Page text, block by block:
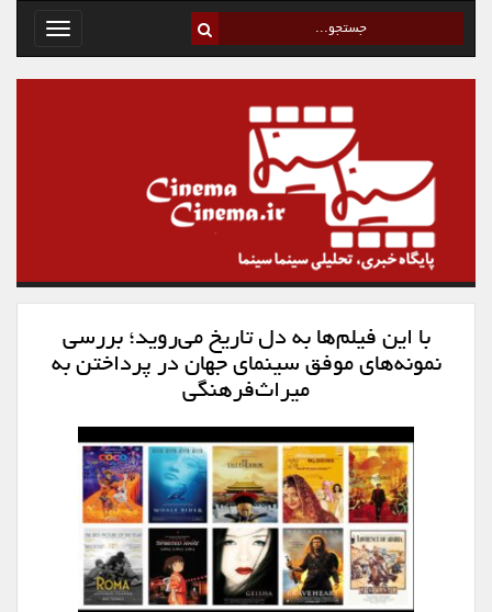
Toggle
با این فیلم‌ها به دل تاریخ‌ می‌روید؛ بررسی
نمونه‌های موفق سینمای جهان در پرداختن به
میراث‌فرهنگی